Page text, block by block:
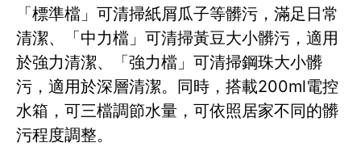
「標準檔」可清掃紙屑瓜子等髒污，滿足日常
清潔、「中力檔」可清掃黃豆大小髒污，適用
於強力清潔、「強力檔」可清掃鋼珠大小髒
污，適用於深層清潔。同時，搭載200ml電控
水箱，可三檔調節水量，可依照居家不同的髒
污程度調整。